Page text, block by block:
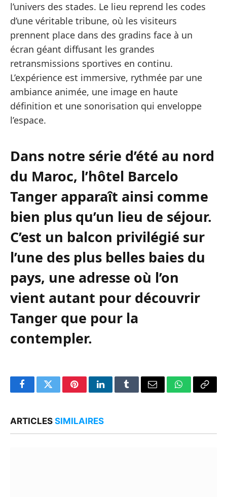
l’univers des stades. Le lieu reprend les codes
d’une véritable tribune, où les visiteurs
prennent place dans des gradins face à un
écran géant diffusant les grandes
retransmissions sportives en continu.
L’expérience est immersive, rythmée par une
ambiance animée, une image en haute
définition et une sonorisation qui enveloppe
l’espace.
Dans notre série d’été au nord
du Maroc, l’hôtel Barcelo
Tanger apparaît ainsi comme
bien plus qu’un lieu de séjour.
C’est un balcon privilégié sur
l’une des plus belles baies du
pays, une adresse où l’on
vient autant pour découvrir
Tanger que pour la
contempler.
FacebookTwitterPinterestLinkedInTumblrEmail WhatsApp
Copy
ARTICLES SIMILAIRES